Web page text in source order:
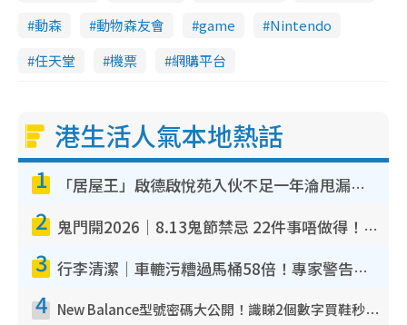
動森
動物森友會 game
Nintendo
任天堂
機票 網購平台
港生活人氣本地熱話
1 「居屋王」啟德啟悅苑入伙不足一年淪甩漏之王！插頭噴火花致大停電 多戶業主全屋家電報銷
2 鬼門開2026｜8.13鬼節禁忌 22件事唔做得！燒肉、刺身要少食？半夜勿吹口哨/打呢個電話
3 行李清潔｜車轆污糟過馬桶58倍！專家警告忌用酒精抹 教1招免污手除菌
4 New Balance型號密碼大公開！識睇2個數字買鞋秒知功能免中伏 附5大熱門鞋款